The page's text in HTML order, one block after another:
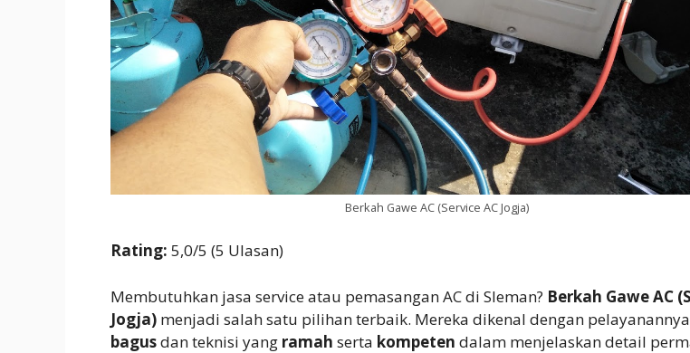
Berkah Gawe AC (Service AC Jogja)
Rating: 5,0/5 (5 Ulasan)
Membutuhkan jasa service atau pemasangan AC di Sleman? Berkah Gawe AC
Jogja) menjadi salah satu pilihan terbaik. Mereka dikenal dengan
bagusdan teknisi yang ramah serta kompeten dalam menjelaskan detail